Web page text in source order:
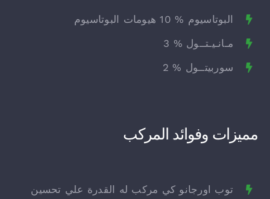
البوتاسيوم % 10 هيومات البوتاسيوم
مـانـيـتــول % 3
سوربيتــول % 2
مميزات وفوائد المركب
توب اورجانو كي مركب له القدرة علي تحسين